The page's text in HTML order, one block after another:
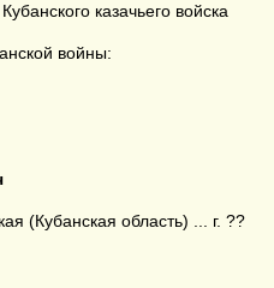
казачьего войска
войны:
(Кубанская область) ... г. ??